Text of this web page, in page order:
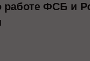
работе ФСБ и